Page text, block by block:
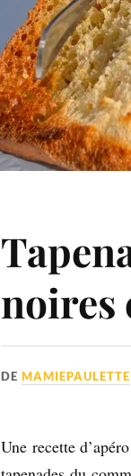
noires
DEMAMIEPAULETTE
Une recette